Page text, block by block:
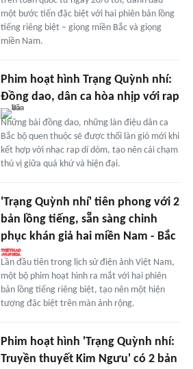
một bước tiến đặc biệt với hai phiên bản lồng
tiếng riêng biệt – giọng miền Bắc và giọng
miền Nam.
Phim hoạt hình Trạng Quỳnh nhí:
Đồng dao, dân ca hòa nhịp với rap
Những bài đồng dao, những làn điệu dân ca
Bắc bộ quen thuộc sẽ được thổi làn gió mới khi
kết hợp với nhạc rap dí dỏm, tạo nên cái chạm
thú vị giữa quá khứ và hiện đại.
'Trạng Quỳnh nhí' tiên phong với 2
bản lồng tiếng, sẵn sàng chinh
phục khán giả hai miền Nam - Bắc
Lần đầu tiên trong lịch sử điện ảnh Việt Nam,
một bộ phim hoạt hình ra mắt với hai phiên
bản lồng tiếng riêng biệt, tạo nên một hiện
tượng đặc biệt trên màn ảnh rộng.
Phim hoạt hình 'Trạng Quỳnh nhí:
Truyền thuyết Kim Ngưu' có 2 bản